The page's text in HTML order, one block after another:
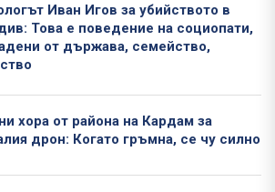
Иван Игов за убийството в
Това е поведение на социопати,
от държава, семейство,
хора от района на Кардам за
дрон: Когато гръмна, се чу силно